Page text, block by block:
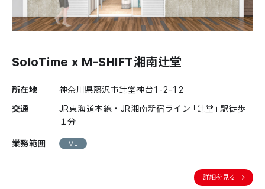
SoloTime x M-SHIFT湘南辻堂
所在地
神奈川県藤沢市辻堂神台1-2-12
交通
JR東海道本線・JR湘南新宿ライン「辻堂」駅徒歩
１分
業務範囲
ML
詳細を見る